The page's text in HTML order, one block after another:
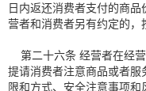
日内返还消费者支付的商
营者和消费者另有约定的，
第二十六条 经营者在经
提请消费者注意商品或者服
限和方式、安全注意事项